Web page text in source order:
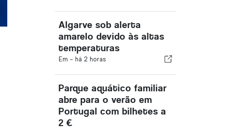
Algarve sob alerta
amarelo devido às altas
temperaturas
Em - há 2 horas
Parque aquático familiar
abre para o verão em
Portugal com bilhetes a
2 €